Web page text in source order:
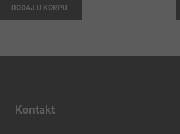
269,00 KM.
242,10 KM.
DODAJ U KORPU
Kontakt